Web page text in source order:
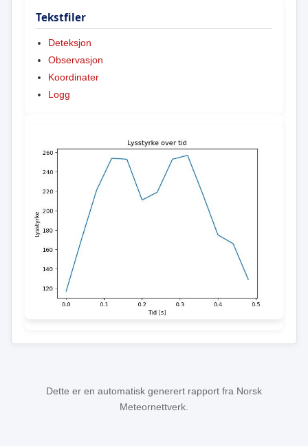
Tekstfiler
Deteksjon
Observasjon
Koordinater
Logg
Dette er en automatisk generert rapport fra Norsk
Meteornettverk.